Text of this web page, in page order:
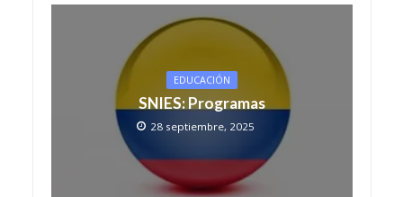
EDUCACIÓN
SNIES: Programas
28 septiembre, 2025